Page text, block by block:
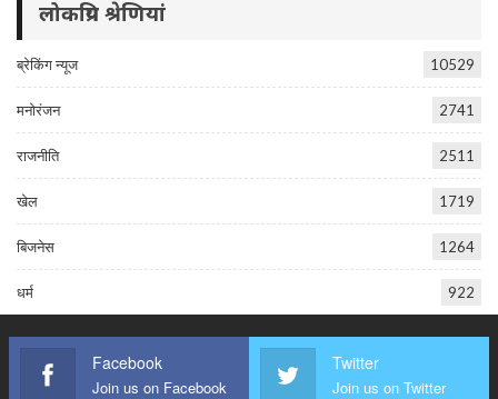
लोकप्रिय श्रेणियां
ब्रेकिंग न्यूज 10529
मनोरंजन 2741
राजनीति 2511
खेल 1719
बिजनेस 1264
धर्म 922
Facebook
Join us on Facebook
Twitter
Join us on Twitter